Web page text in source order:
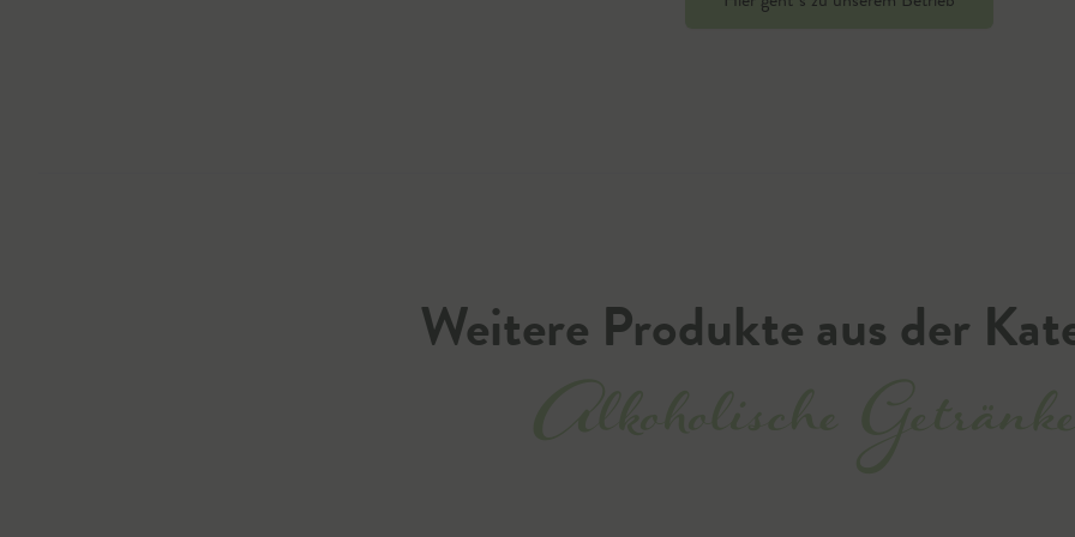
Weitere Produkte aus der